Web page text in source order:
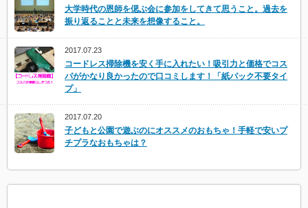
大学時代の恩師を偲ぶ会に参加をしてきて思うこと。過去を
振り返ることと未来を想像すること。
2017.07.23
コードレス掃除機を安く手に入れたい！吸引力と価格でコス
パがかなり良かったので口コミします！「紙パック不要タイ
プ」
2017.07.20
子どもと公園で遊ぶのにオススメのおもちゃ！手軽で安いプ
チプラなおもちゃは？